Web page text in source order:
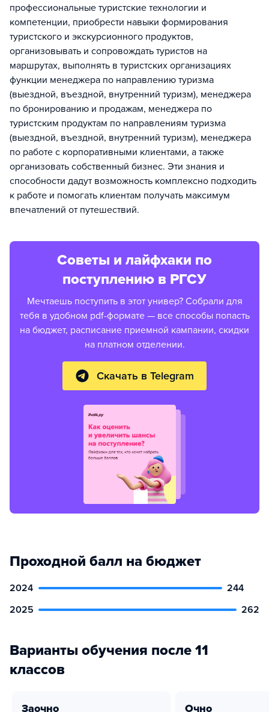
профессиональные туристские технологии и
компетенции, приобрести навыки формирования
туристского и экскурсионного продуктов,
организовывать и сопровождать туристов на
маршрутах, выполнять в туристских организациях
функции менеджера по направлению туризма
(выездной, въездной, внутренний туризм), менеджера
по бронированию и продажам, менеджера по
туристским продуктам по направлениям туризма
(выездной, въездной, внутренний туризм), менеджера
по работе с корпоративными клиентами, а также
организовать собственный бизнес. Эти знания и
способности дадут возможность комплексно подходить
к работе и помогать клиентам получать максимум
впечатлений от путешествий.
Советы и лайфхаки по
поступлению в РГСУ
Мечтаешь поступить в этот универ? Собрали для
тебя в удобном pdf-формате — все способы попасть
на бюджет, расписание приемной кампании, скидки
на платном отделении.
Скачать в Telegram
Проходной балл на бюджет
2024
244
2025
262
Варианты обучения после 11
классов
заочно очно